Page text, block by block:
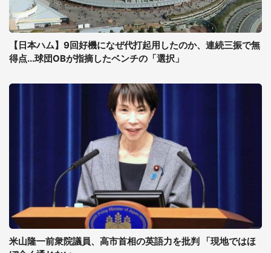
【日本ハム】9回好機になぜ代打起用したのか、連続三振で無
得点...球団OBが指摘したベンチの「選択」
米山隆一前衆院議員、高市首相の英語力を批判 「現地ではほ